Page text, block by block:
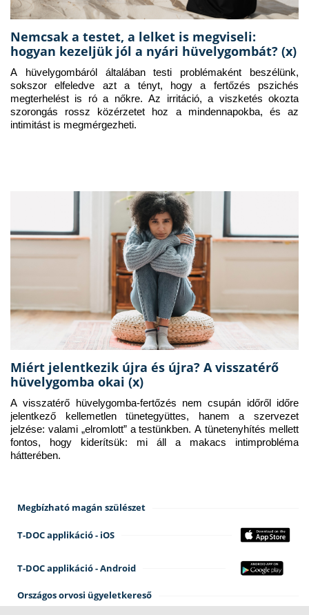
Nemcsak a testet, a lelket is megviseli:
hogyan kezeljük jól a nyári hüvelygombát? (x)
A hüvelygombáról általában testi problémaként beszélünk,
sokszor elfeledve azt a tényt, hogy a fertőzés pszichés
megterhelést is ró a nőkre. Az irritáció, a viszketés okozta
szorongás rossz közérzetet hoz a mindennapokba, és az
intimitást is megmérgezheti.
Miért jelentkezik újra és újra? A visszatérő
hüvelygomba okai (x)
A visszatérő hüvelygomba-fertőzés nem csupán időről időre
jelentkező kellemetlen tünetegyüttes, hanem a szervezet
jelzése: valami „elromlott” a testünkben. A tünetenyhítés mellett
fontos, hogy kiderítsük: mi áll a makacs intimprobléma
hátterében.
Megbízható magán szülészet
T-DOC applikáció - iOS
T-DOC applikáció - Android
Országos orvosi ügyeletkereső